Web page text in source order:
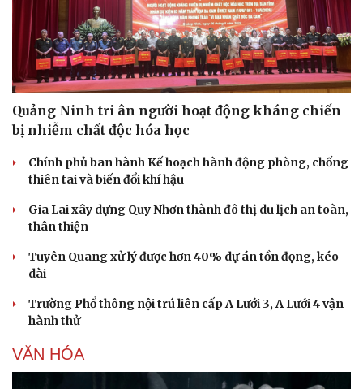
Sức khỏe
Dinh dưỡng - món ngon
Cây thuốc
Sản phụ khoa
Nhi khoa
Nam khoa
Phòng mạch online
Blog
Quảng Ninh tri ân người hoạt động kháng chiến
bị nhiễm chất độc hóa học
Chính phủ ban hành Kế hoạch hành động phòng, chống
thiên tai và biến đổi khí hậu
Gia Lai xây dựng Quy Nhơn thành đô thị du lịch an toàn,
thân thiện
Tuyên Quang xử lý được hơn 40% dự án tồn đọng, kéo
dài
Trường Phổ thông nội trú liên cấp A Lưới 3, A Lưới 4 vận
hành thử
VĂN HÓA